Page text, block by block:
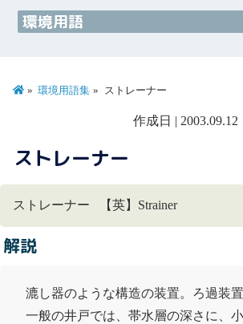
環境用語
環境用語集 ストレーナー
作成日 |
ストレーナー
ストレーナー 【英】Strainer
解説
漉し器のような構造の装置。ろ過装置
一般の井戸では、 帯水層の深さに、